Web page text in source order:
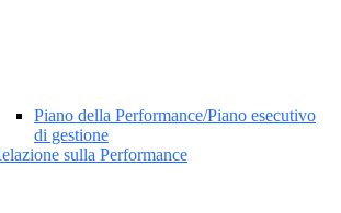
Piano della Performance/Piano esecutivo
di gestione
sulla Performance